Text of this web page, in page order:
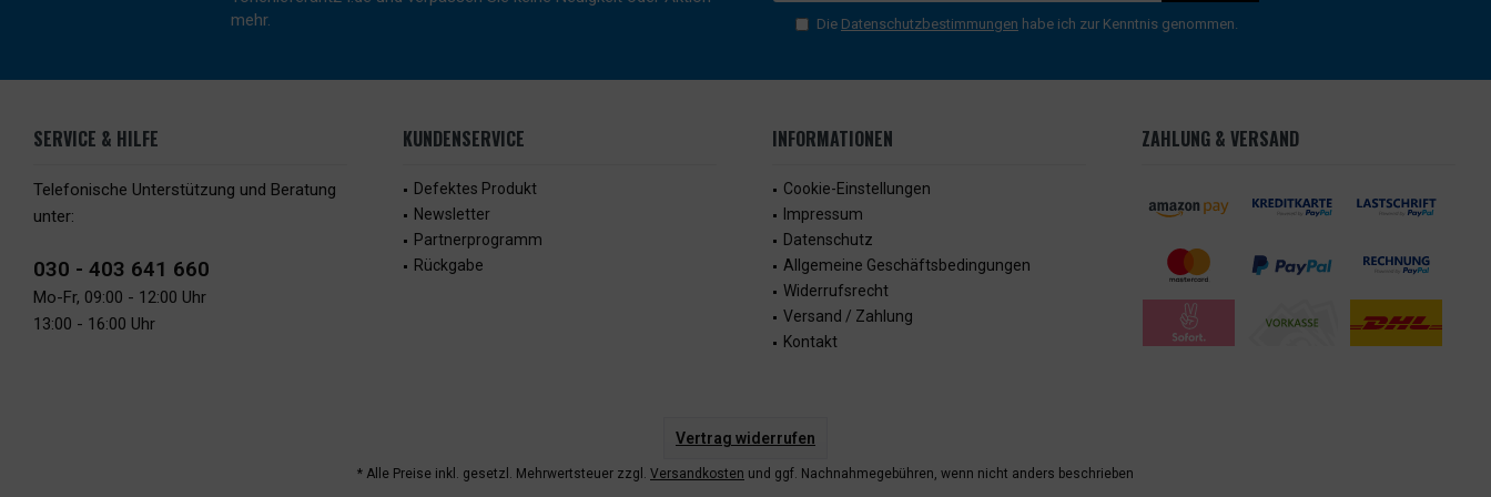
mehr.
Die Datenschutzbestimmungen habe ich zur Kenntnis genommen.
SERVICE & HILFE
Telefonische Unterstützung und Beratung
unter:
030 - 403 641 660
Mo-Fr, 09:00 - 12:00 Uhr
13:00 - 16:00 Uhr
KUNDENSERVICE
Defektes Produkt
Newsletter
Partnerprogramm
Rückgabe
INFORMATIONEN
Cookie-Einstellungen
Impressum
Datenschutz
Allgemeine Geschäftsbedingungen
Widerrufsrecht
Versand / Zahlung
Kontakt
ZAHLUNG & VERSAND
Vertrag widerrufen
* Alle Preise inkl. gesetzl. Mehrwertsteuer zzgl. Versandkosten und ggf. Nachnahmegebühren, wenn nicht anders beschrieben